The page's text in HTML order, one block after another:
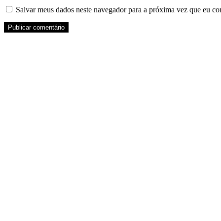
Salvar meus dados neste navegador para a próxima vez que eu